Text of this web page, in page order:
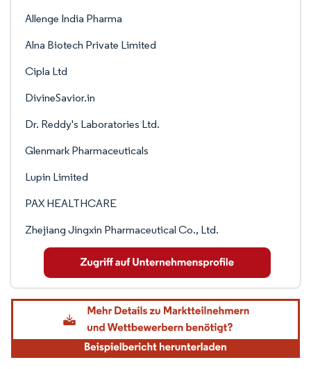
Allenge India Pharma
Alna Biotech Private Limited
Cipla Ltd
DivineSavior.in
Dr. Reddy's Laboratories Ltd.
Glenmark Pharmaceuticals
Lupin Limited
PAX HEALTHCARE
Zhejiang Jingxin Pharmaceutical Co., Ltd.